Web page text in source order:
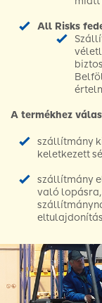
All Risks
A termékhez
szállítmány
keletkezett
szállítmány
való